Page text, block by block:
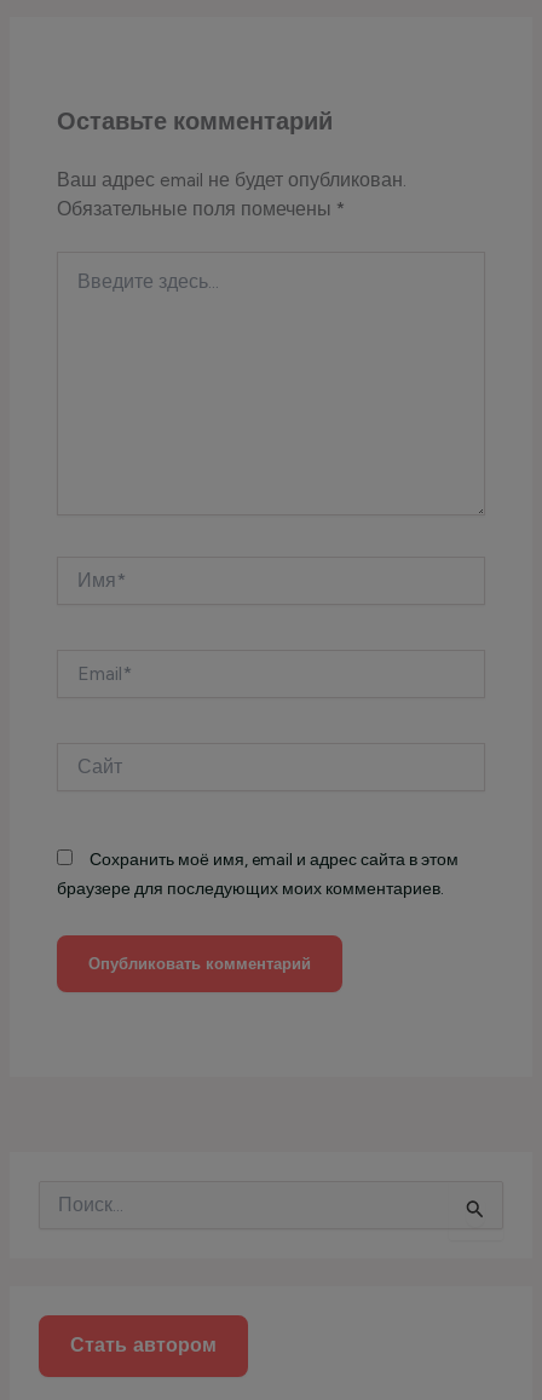
Оставьте комментарий
Ваш адрес email не будет опубликован.
Обязательные поля помечены *
здесь...
Сохранить моё имя, email и адрес сайта в этом
браузере для последующих моих комментариев.
Стать автором